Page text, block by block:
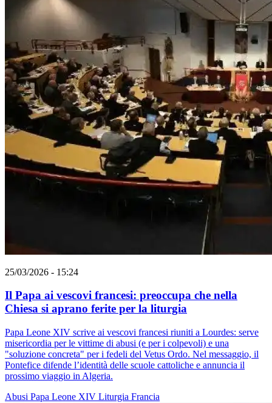
25/03/2026 - 15:24
Il Papa ai vescovi francesi: preoccupa che nella
Chiesa si aprano ferite per la liturgia
Papa Leone XIV scrive ai vescovi francesi riuniti a Lourdes: serve
misericordia per le vittime di abusi (e per i colpevoli) e una
"soluzione concreta" per i fedeli del Vetus Ordo. Nel messaggio, il
Pontefice difende l’identità delle scuole cattoliche e annuncia il
prossimo viaggio in Algeria.
Abusi Papa Leone XIV Liturgia Francia